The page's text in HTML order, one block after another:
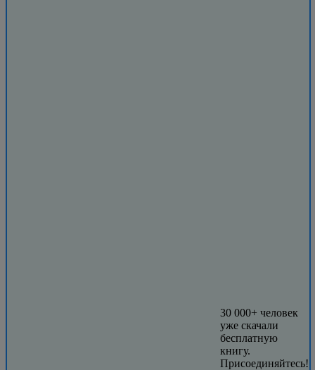
30 000+ человек
уже скачали
бесплатную
книгу.
Присоединяйтесь!